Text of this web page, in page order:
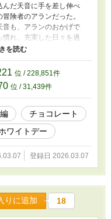
んだ天音に手を差し伸べ
険者のアランだった。
音も、アランのおかげで
慣れ、充実した日々を過
んな平和な日々は突然終
世界に戻っていた――。
二人の物語です。 Xに
ものを改稿しました。
、ツイノベで読んだ方に
います。
位 / 228,851件
位 / 31,439件
チョコレート
ワイトデー
登録日 2026.03.07
りに追加 18